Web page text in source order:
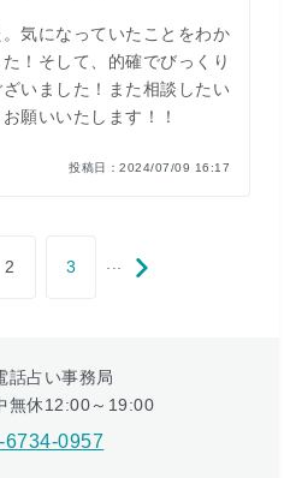
気になっていたことをわか
！そして、的確でびっくり
いました！また相談したい
願いいたします！！
投稿日： 2024/07/09 16:17
2 3
話占い事務局
無休12:00～19:00
6734-0957